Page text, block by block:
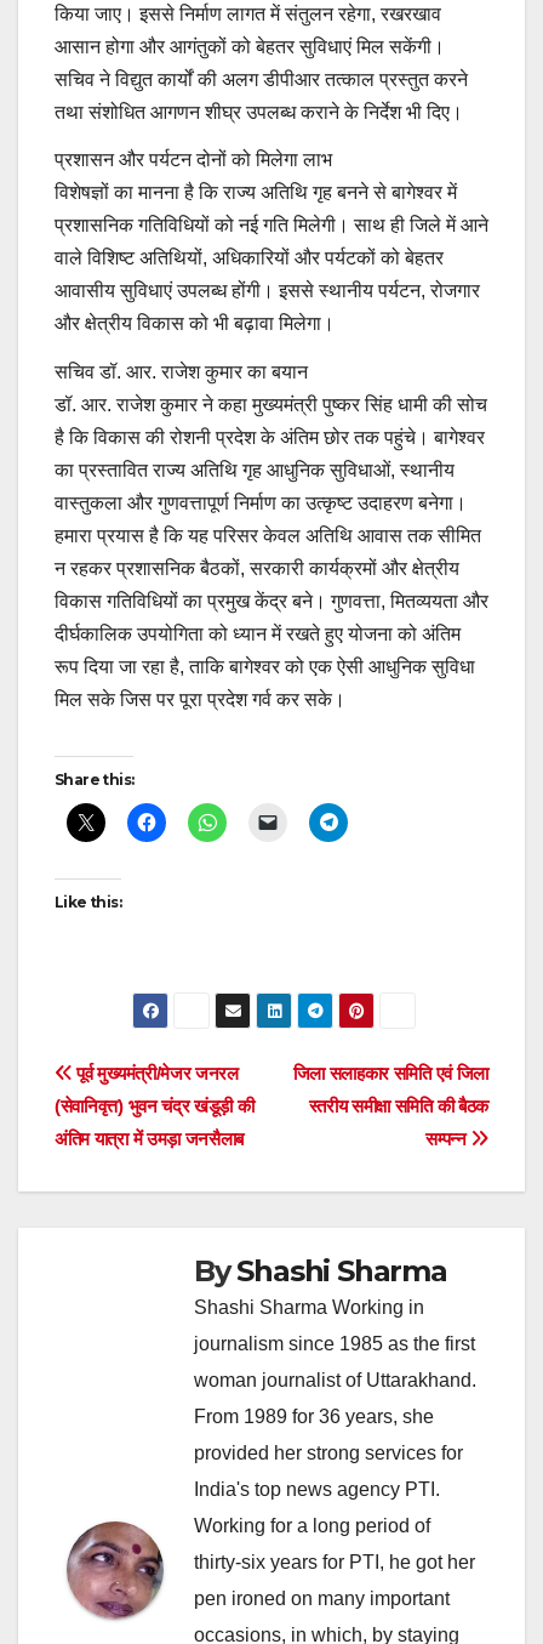
किया जाए। इससे निर्माण लागत में संतुलन रहेगा, रखरखाव
आसान होगा और आगंतुकों को बेहतर सुविधाएं मिल सकेंगी।
सचिव ने विद्युत कार्यों की अलग डीपीआर तत्काल प्रस्तुत करने
तथा संशोधित आगणन शीघ्र उपलब्ध कराने के निर्देश भी दिए।
प्रशासन और पर्यटन दोनों को मिलेगा लाभ
विशेषज्ञों का मानना है कि राज्य अतिथि गृह बनने से बागेश्वर में
प्रशासनिक गतिविधियों को नई गति मिलेगी। साथ ही जिले में आने
वाले विशिष्ट अतिथियों, अधिकारियों और पर्यटकों को बेहतर
आवासीय सुविधाएं उपलब्ध होंगी। इससे स्थानीय पर्यटन, रोजगार
और क्षेत्रीय विकास को भी बढ़ावा मिलेगा।
सचिव डॉ. आर. राजेश कुमार का बयान
डॉ. आर. राजेश कुमार ने कहा मुख्यमंत्री पुष्कर सिंह धामी की सोच
है कि विकास की रोशनी प्रदेश के अंतिम छोर तक पहुंचे। बागेश्वर
का प्रस्तावित राज्य अतिथि गृह आधुनिक सुविधाओं, स्थानीय
वास्तुकला और गुणवत्तापूर्ण निर्माण का उत्कृष्ट उदाहरण बनेगा।
हमारा प्रयास है कि यह परिसर केवल अतिथि आवास तक सीमित
न रहकर प्रशासनिक बैठकों, सरकारी कार्यक्रमों और क्षेत्रीय
विकास गतिविधियों का प्रमुख केंद्र बने। गुणवत्ता, मितव्ययता और
दीर्घकालिक उपयोगिता को ध्यान में रखते हुए योजना को अंतिम
रूप दिया जा रहा है, ताकि बागेश्वर को एक ऐसी आधुनिक सुविधा
मिल सके जिस पर पूरा प्रदेश गर्व कर सके।
Post
navigation
Share this:
Like this:
Post
navigation
जिला सलाहकार समिति एवं जिला
स्तरीय समीक्षा समिति की बैठक
सम्पन्न
पूर्व मुख्यमंत्री/मेजर जनरल
(सेवानिवृत्त) भुवन चंद्र खंडूड़ी की
अंतिम यात्रा में उमड़ा जनसैलाब
ByShashi Sharma
Shashi Sharma Working in
journalism since 1985 as the first
woman journalist of Uttarakhand.
From 1989 for 36 years, she
provided her strong services for
India's top news agency PTI.
Working for a long period of
thirty-six years for PTI, he got her
pen ironed on many important
occasions, in which, by staying